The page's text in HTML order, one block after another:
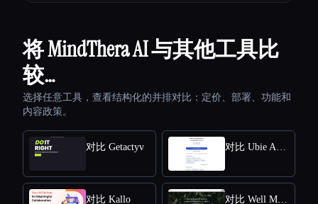
将 MindThera AI 与其他工具比
较…
选择任意工具，查看结构化的并排对比：定价、部署、功能和
内容政策。
对比 Getactyv 对比 Ubie AI Symptom Checker
对比 Kallo 对比 Well Me Right